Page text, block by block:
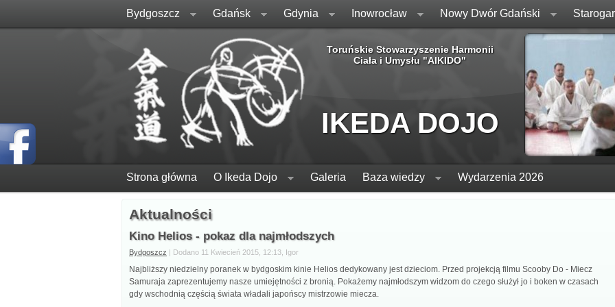
Bydgoszcz Gdańsk Gdynia Inowrocław Nowy Dwór Gdański
Toruńskie Stowarzyszenie Harmonii
Ciała i Umysłu "AIKIDO"
IKEDA DOJO
Strona główna O Ikeda Dojo Galeria Baza wiedzy Wydarzenia 2026
Aktualności
Kino Helios - pokaz dla najmłodszych
Bydgoszcz | Dodano 11 Kwiecień 2015, 12:13, Igor
Najbliższy niedzielny poranek w bydgoskim kinie Helios dedykowany jest dzieciom. Przed projekcją filmu Scooby Do - Miecz
Samuraja zaprezentujemy nasze umiejętności z bronią. Pokażemy najmłodszym widzom do czego służył jo i boken w czasach
gdy wschodnią częścią świata władali japońscy mistrzowie miecza.